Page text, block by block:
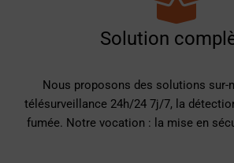
Solution
Nous proposons des solutions sur-
télésurveillance 24h/24 7j/7, la
fumée. Notre vocation : la mise en